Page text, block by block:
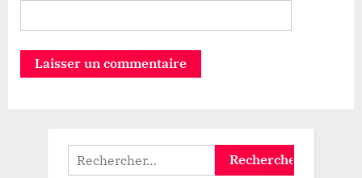
Rechercher :